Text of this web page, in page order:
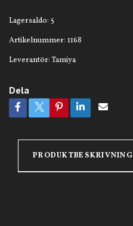
Lagersaldo: 5
Artikelnummer: 1168
Leverantör: Tamiya
Dela
PRODUKTBESKRIVNING